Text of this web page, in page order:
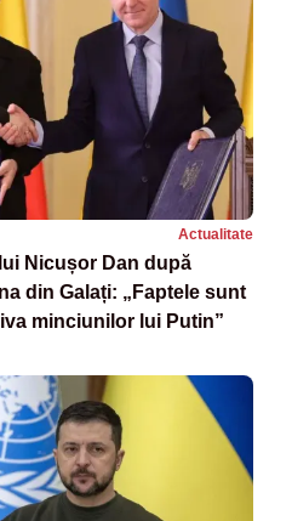
Actualitate
Nicușor Dan după
din Galați: „Faptele sunt
minciunilor lui Putin”